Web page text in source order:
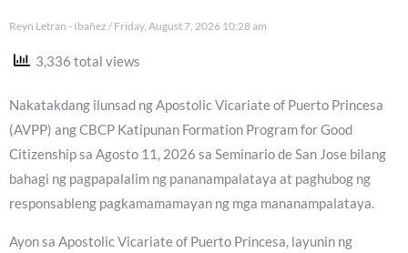
Reyn Letran - Ibañez Friday, August 7, 2026 10:28 am
3,336 total views
Nakatakdang ilunsad ng Apostolic Vicariate of Puerto Princesa
(AVPP) ang CBCP Katipunan Formation Program for Good
Citizenship sa Agosto 11, 2026 sa Seminario de San Jose bilang
bahagi ng pagpapalalim ng pananampalataya at paghubog ng
responsableng pagkamamamayan ng mga mananampalataya.
Ayon sa Apostolic Vicariate of Puerto Princesa, layunin ng